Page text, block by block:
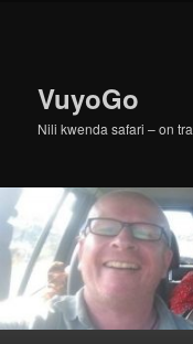
VuyoGo
Nili kwenda safari – on